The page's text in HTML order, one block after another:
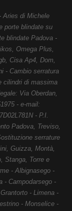
Aries di Michele
porte blindate su
blindate Padova -
Omega Plus,
Cisa Ap4, Dom,
- Cambio serratura
cilindri di massima
Via Oberdan,
- e-mail:
- P.I.
Padova, Treviso,
serrature
Guizza, Montà,
Stanga, Torre e
- Albignasego -
- Campodarsego -
- Limena -
- Monselice -